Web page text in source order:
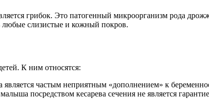
грибок. Это патогенный микроорганизм рода
любые слизистые и кожный покров.
К ним относятся:
частым неприятным «дополнением» к
посредством кесарева сечения не является